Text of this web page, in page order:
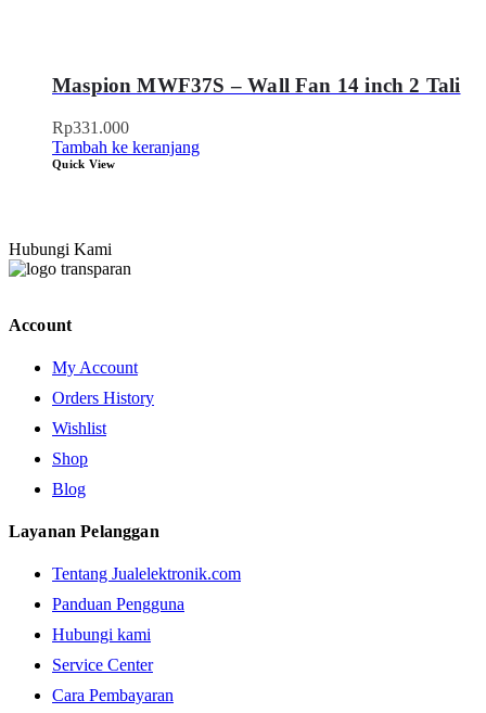
Maspion MWF37S – Wall Fan 14 inch 2 Tali
Rp331.000
Tambah ke keranjang
Quick View
Hubungi Kami
Account
My Account
Orders History
Wishlist
Shop
Blog
Layanan Pelanggan
Tentang Jualelektronik.com
Panduan Pengguna
Hubungi kami
Service Center
Cara Pembayaran